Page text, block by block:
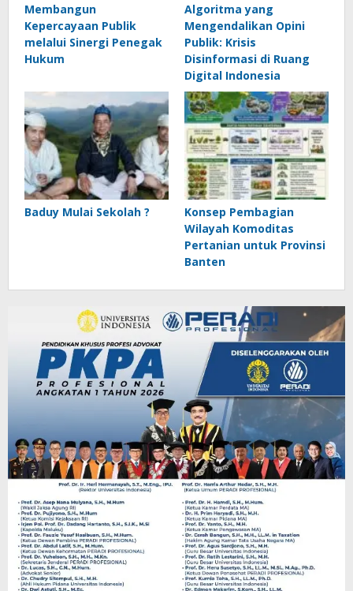
Membangun
Kepercayaan Publik
melalui Sinergi Penegak
Hukum
Algoritma yang
Mengendalikan Opini
Publik: Krisis
Disinformasi di Ruang
Digital Indonesia
Baduy Mulai Sekolah ?
Konsep Pembagian
Wilayah Komoditas
Pertanian untuk Provinsi
Banten